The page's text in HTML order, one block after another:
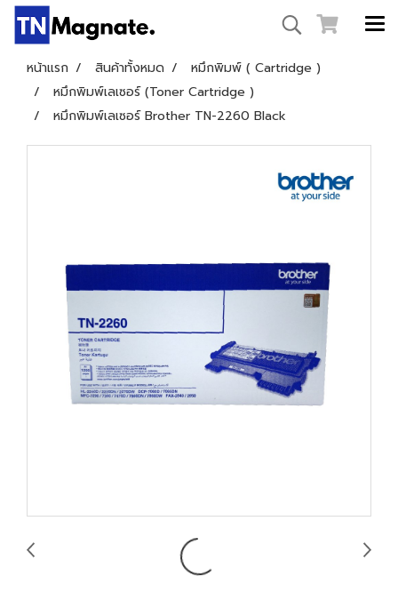
หน้าแรก สินค้าทั้งหมด
หมึกพิมพ์ ( Cartridge )
หมึกพิมพ์เลเซอร์ (Toner Cartridge )
หมึกพิมพ์เลเซอร์ Brother TN-2260 Black